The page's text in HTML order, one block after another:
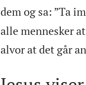
dem og sa: ”Ta
alle mennesker
alvor at det går